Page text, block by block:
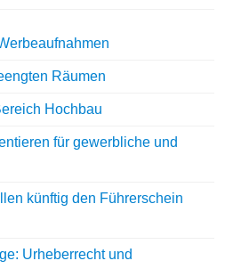
Räumen
Hochbau
für gewerbliche und
künftig den Führerschein
Urheberrecht und